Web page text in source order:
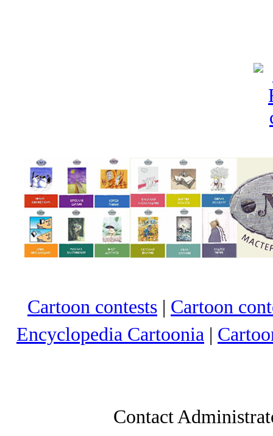
Cartoon contests | Cartoon
Encyclopedia Cartoonia |
Contact